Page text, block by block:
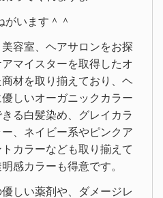
がいます＾＾
容室、ヘアサロンをお探
マイスターを取得したオ
材を取り揃えており、ヘ
しいオーガニックカラー
る白髪染め、グレイカラ
、ネイビー系やピンクア
カラーなども取り揃えて
感カラーも得意です。
しい薬剤や、ダメージレ